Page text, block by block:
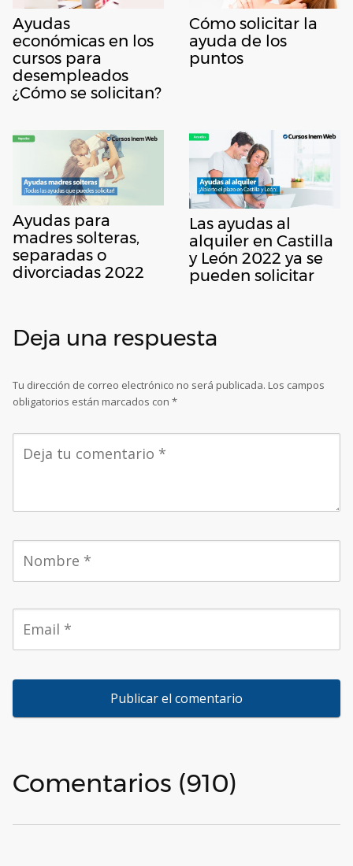
Ayudas
económicas en los
cursos para
desempleados
¿Cómo se solicitan?
Cómo solicitar la
ayuda de los
puntos
Ayudas para
madres solteras,
separadas o
divorciadas 2022
Las ayudas al
alquiler en Castilla
y León 2022 ya se
pueden solicitar
Deja una respuesta
Tu dirección de correo electrónico no será publicada. Los campos
obligatorios están marcados con *
Comentarios (910)